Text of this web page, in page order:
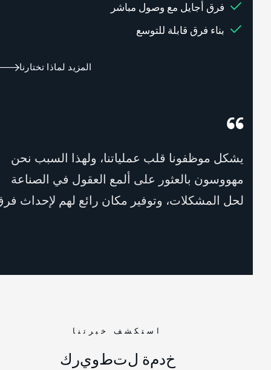
فرق أجايل مع وصول مباشر
بناء فرق قابلة للتوسع
المزيد لماذا تختارنا
يشكل موظفونا قلب عملياتنا، ولهذا السبب نحن
مهووسون بالعثور على ألمع العقول في الصناعة
لحل المشكلات، وتوفير مكان رائع لهم لإحداث فرق.
استكشف خبرتنا
مة لت طويرك